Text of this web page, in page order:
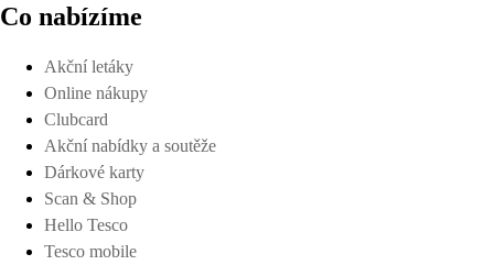
Co nabízíme
Akční letáky
Online nákupy
Clubcard
Akční nabídky a soutěže
Dárkové karty
Scan & Shop
Hello Tesco
Tesco mobile